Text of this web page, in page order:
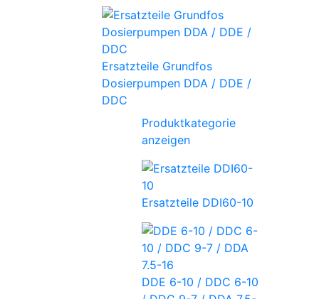
Ersatzteile Grundfos
Dosierpumpen DDA / DDE /
DDC
Produktkategorie
anzeigen
Ersatzteile DDI60-10
DDE 6-10 / DDC 6-10